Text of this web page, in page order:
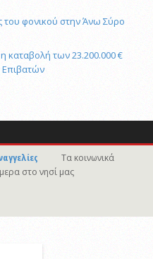
του φονικού στην Άνω Σύρο
καταβολή των 23.200.000 €
για πολλούς νεκρούς και
σε Video
Τα κοινωνικά
στο νησί μας